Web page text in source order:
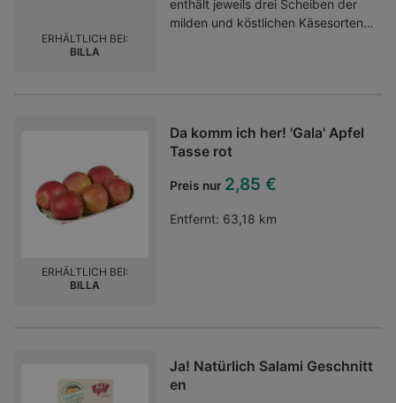
enthält jeweils drei Scheiben der
milden und köstlichen Käsesorten
Gentechnik
ERHÄLTLICH BEI:
BILLA
Da komm ich her! 'Gala' Apfel
Tasse rot
Preis nur 2,85 €
Entfernt: 63,18 km
ERHÄLTLICH BEI:
BILLA
Ja! Natürlich Salami Geschnitt
en